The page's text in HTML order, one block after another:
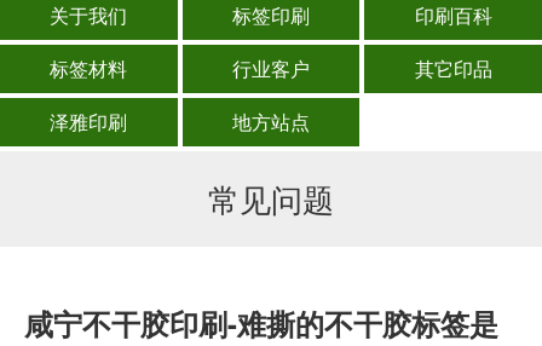
关于我们 标签印刷
印刷百科
标签材料
行业客户
其它印品
泽雅印刷
地方站点
常见问题
咸宁不干胶印刷-难撕的不干胶标签是